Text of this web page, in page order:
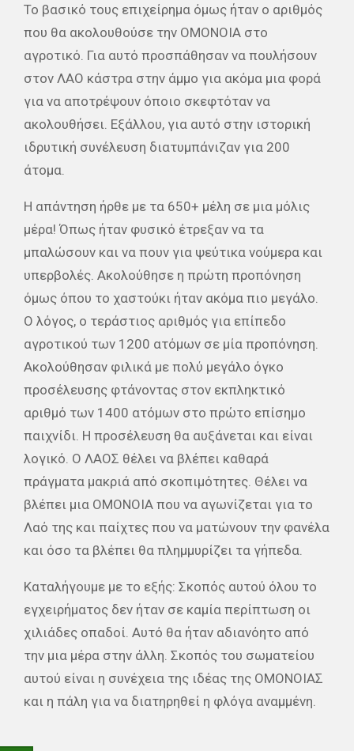
Το βασικό τους επιχείρημα όμως ήταν ο αριθμός
που θα ακολουθούσε την ΟΜΟΝΟΙΑ στο
αγροτικό. Για αυτό προσπάθησαν να πουλήσουν
στον ΛΑΟ κάστρα στην άμμο για ακόμα μια φορά
για να αποτρέψουν όποιο σκεφτόταν να
ακολουθήσει. Εξάλλου, για αυτό στην ιστορική
ιδρυτική συνέλευση διατυμπάνιζαν για 200
άτομα.
Η απάντηση ήρθε με τα 650+ μέλη σε μια μόλις
μέρα! Όπως ήταν φυσικό έτρεξαν να τα
μπαλώσουν και να πουν για ψεύτικα νούμερα και
υπερβολές. Ακολούθησε η πρώτη προπόνηση
όμως όπου το χαστούκι ήταν ακόμα πιο μεγάλο.
Ο λόγος, ο τεράστιος αριθμός για επίπεδο
αγροτικού των 1200 ατόμων σε μία προπόνηση.
Ακολούθησαν φιλικά με πολύ μεγάλο όγκο
προσέλευσης φτάνοντας στον εκπληκτικό
αριθμό των 1400 ατόμων στο πρώτο επίσημο
παιχνίδι. Η προσέλευση θα αυξάνεται και είναι
λογικό. Ο ΛΑΟΣ θέλει να βλέπει καθαρά
πράγματα μακριά από σκοπιμότητες. Θέλει να
βλέπει μια ΟΜΟΝΟΙΑ που να αγωνίζεται για το
Λαό της και παίχτες που να ματώνουν την φανέλα
και όσο τα βλέπει θα πλημμυρίζει τα γήπεδα.
Καταλήγουμε με το εξής: Σκοπός αυτού όλου το
εγχειρήματος δεν ήταν σε καμία περίπτωση οι
χιλιάδες οπαδοί. Αυτό θα ήταν αδιανόητο από
την μια μέρα στην άλλη. Σκοπός του σωματείου
αυτού είναι η συνέχεια της ιδέας της ΟΜΟΝΟΙΑΣ
και η πάλη για να διατηρηθεί η φλόγα αναμμένη.